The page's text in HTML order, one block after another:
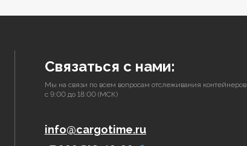
Связаться с нами:
Мы на связи по всем вопросам отслеживания контейнеров
с 9:00 до 18:00 (МСК)
info@cargotime.ru